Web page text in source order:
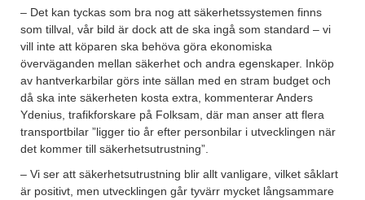
– Det kan tyckas som bra nog att säkerhetssystemen finns
som tillval, vår bild är dock att de ska ingå som standard – vi
vill inte att köparen ska behöva göra ekonomiska
överväganden mellan säkerhet och andra egenskaper. Inköp
av hantverkarbilar görs inte sällan med en stram budget och
då ska inte säkerheten kosta extra, kommenterar Anders
Ydenius, trafikforskare på Folksam, där man anser att flera
transportbilar ”ligger tio år efter personbilar i utvecklingen när
det kommer till säkerhetsutrustning”.
– Vi ser att säkerhetsutrustning blir allt vanligare, vilket såklart
är positivt, men utvecklingen går tyvärr mycket långsammare